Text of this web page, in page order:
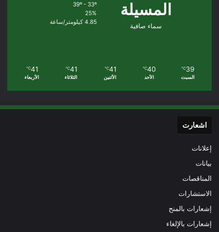
المسيلة
سماء صافية
25%
4.85 كيلومتر/ساعة
39
℃
السبت
40
℃
الأحد
41
℃
الأثنين
41
℃
الثلاثاء
41
℃
الأربعاء
اشعارت
إعلانات
بيانات
المناقصات
الاستشارات
إشعارات بالمنح
إشعارات بالإلغاء